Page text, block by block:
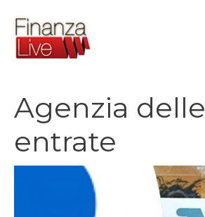
contenuto
Agenzia delle
entrate